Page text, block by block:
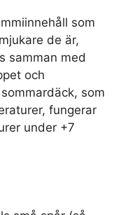
som
de är,
samman med
och
som
fungerar
under +7